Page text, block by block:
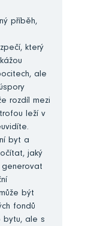
příběh,
který
ale
rozdíl mezi
leží v
byt a
jaký
být
fondů
bytu, ale s